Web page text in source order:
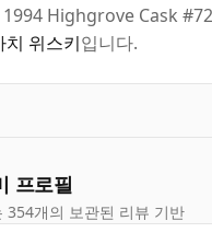
Highgrove Cask
치 위스키입니다.
프로필
354개의 보관된 리뷰 기반